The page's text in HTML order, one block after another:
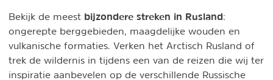
Bekijk de meest bijzondere streken in Rusland:
ongerepte berggebieden, maagdelijke wouden en
vulkanische formaties. Verken het Arctisch Rusland of
trek de wildernis in tijdens een van de reizen die wij ter
inspiratie aanbevelen op de verschillende Russische